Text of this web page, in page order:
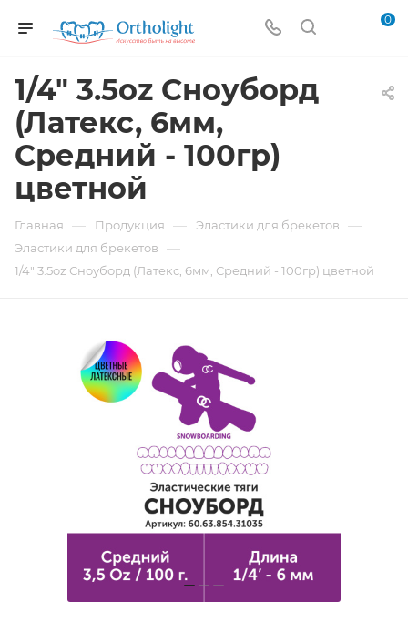
0
1/4" 3.5oz Сноуборд
(Латекс, 6мм,
Средний - 100гр)
цветной
Главная — Продукция — Эластики для брекетов —
Эластики для брекетов —
1/4" 3.5oz Сноуборд (Латекс, 6мм, Средний - 100гр) цветной